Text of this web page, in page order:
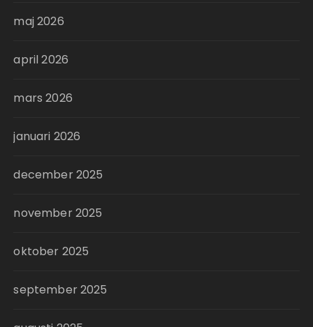
maj 2026
april 2026
mars 2026
januari 2026
december 2025
november 2025
oktober 2025
september 2025